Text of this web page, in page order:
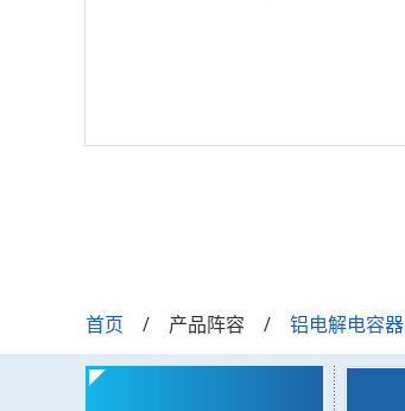
首页 产品阵容 铝电解电容器